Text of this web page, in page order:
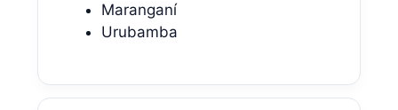
Maranganí
Urubamba